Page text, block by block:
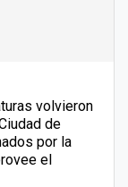
volvieron
de
por la
el